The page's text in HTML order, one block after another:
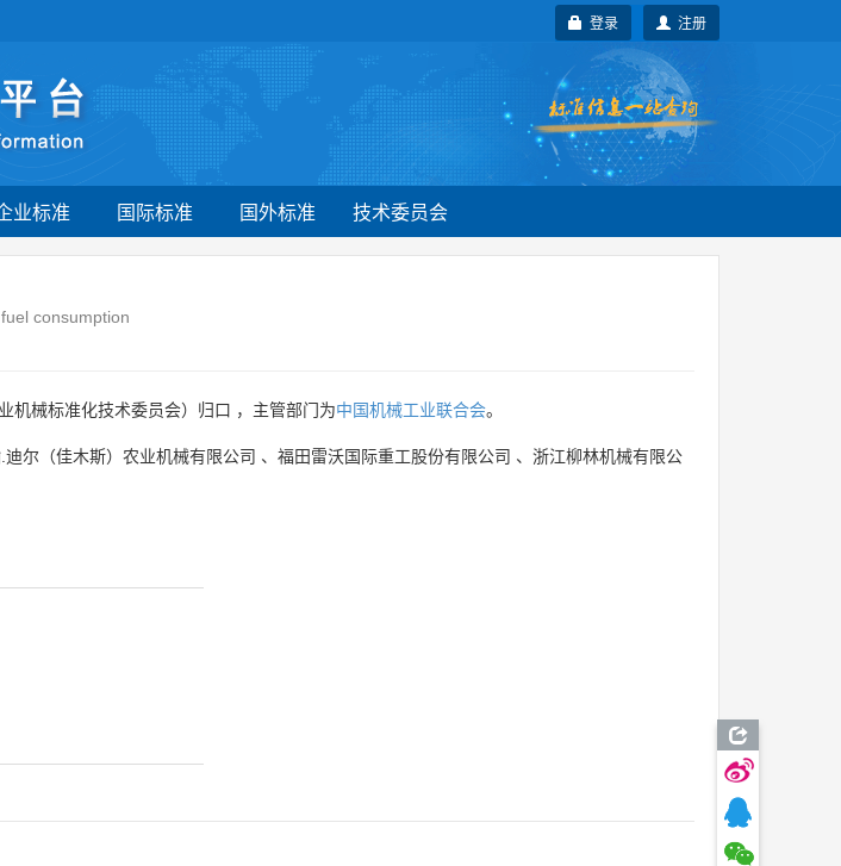
注册
登录
业标准 国际标准 国外标准 技术委员会
consumption
业机械标准化技术委员会）归口 ，主管部门为中国机械工业联合会。
迪尔（佳木斯）农业机械有限公司 、 福田雷沃国际重工股份有限公司 、 浙江柳林机械有限公